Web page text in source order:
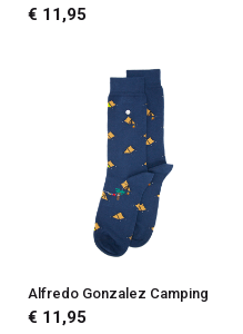
€ 11,95
Alfredo Gonzalez Camping
€ 11,95